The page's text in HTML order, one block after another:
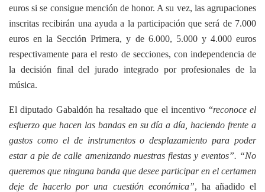
euros si se consigue mención de honor. A su vez, las agrupaciones
inscritas recibirán una ayuda a la participación que será de 7.000
euros en la Sección Primera, y de 6.000, 5.000 y 4.000 euros
respectivamente para el resto de secciones, con independencia de
la decisión final del jurado integrado por profesionales de la
música.
El diputado Gabaldón ha resaltado que el incentivo “reconoce el
esfuerzo que hacen las bandas en su día a día, haciendo frente a
gastos como el de instrumentos o desplazamiento para poder
estar a pie de calle amenizando nuestras fiestas y eventos”. “No
queremos que ninguna banda que desee participar en el certamen
deje de hacerlo por una cuestión económica”, ha añadido el